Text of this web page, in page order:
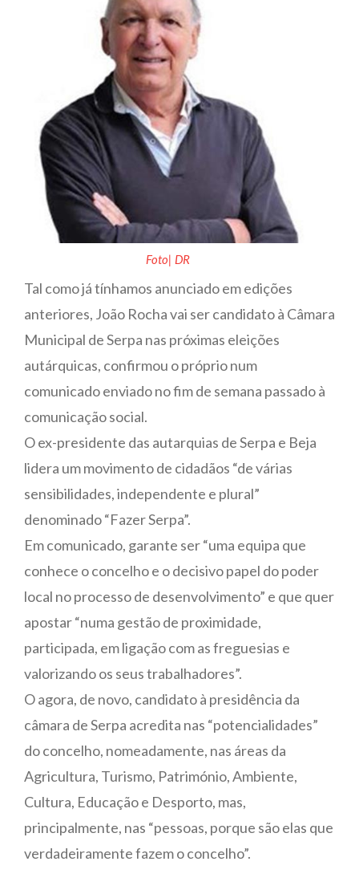
Foto| DR
Tal como já tínhamos anunciado em edições
anteriores, João Rocha vai ser candidato à Câmara
Municipal de Serpa nas próximas eleições
autárquicas, confirmou o próprio num
comunicado enviado no fim de semana passado à
comunicação social.
O ex-presidente das autarquias de Serpa e Beja
lidera um movimento de cidadãos “de várias
sensibilidades, independente e plural”
denominado “Fazer Serpa”.
Em comunicado, garante ser “uma equipa que
conhece o concelho e o decisivo papel do poder
local no processo de desenvolvimento” e que quer
apostar “numa gestão de proximidade,
participada, em ligação com as freguesias e
valorizando os seus trabalhadores”.
O agora, de novo, candidato à presidência da
câmara de Serpa acredita nas “potencialidades”
do concelho, nomeadamente, nas áreas da
Agricultura, Turismo, Património, Ambiente,
Cultura, Educação e Desporto, mas,
principalmente, nas “pessoas, porque são elas que
verdadeiramente fazem o concelho”.